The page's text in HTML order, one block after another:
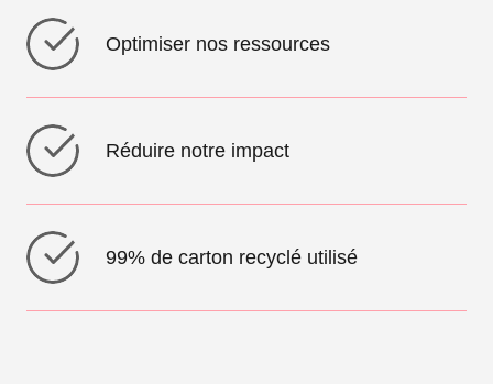
Optimiser nos ressources
Réduire notre impact
99% de carton recyclé utilisé